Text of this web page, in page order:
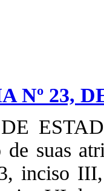
Nº 23,
suas
inciso